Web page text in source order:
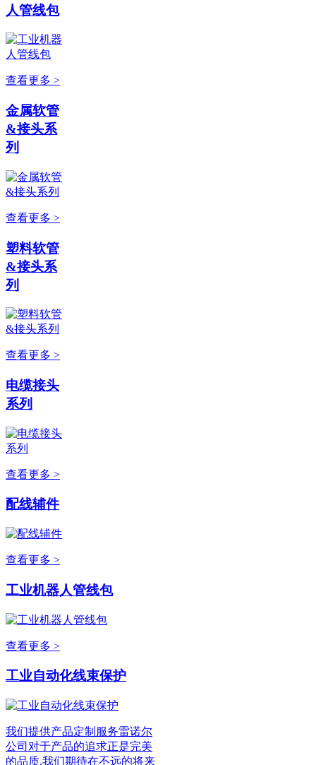
人管线包
查看更多 >
金属软管
&接头系
列
查看更多 >
塑料软管
&接头系
列
查看更多 >
电缆接头
系列
查看更多 >
配线辅件
查看更多 >
工业机器人管线包
查看更多 >
工业自动化线束保护
我们提供产品定制服务雷诺尔
公司对于产品的追求正是完美
的品质,我们期待在不远的将来